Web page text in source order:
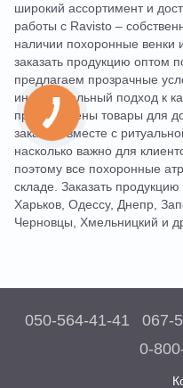
широкий ассортимент и
работы с Ravisto –
наличии похоронные венки
заказать продукцию оптом
предлагаем прозрачные
индивидуальный подход к
представлены товары для
заказать вместе с
насколько важно для
поэтому все похоронные
складе. Заказать
Харьков, Одессу, Днепр,
Черновцы, Хмельницкий и
050-564-41-41 067-
0-